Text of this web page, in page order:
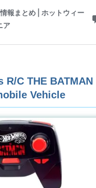
R/C THE BATMAN
Vehicle